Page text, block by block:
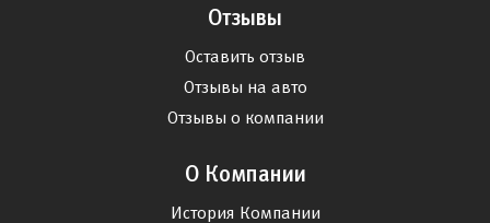
Отзывы
Оставить отзыв
Отзывы на авто
Отзывы о компании
О Компании
История Компании